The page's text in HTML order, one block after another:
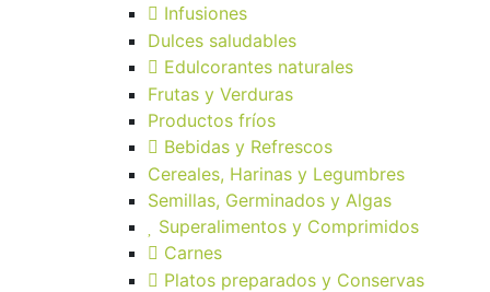
Infusiones
Dulces saludables
Edulcorantes naturales
Frutas y Verduras
Productos fríos
Bebidas y Refrescos
Cereales, Harinas y Legumbres
Semillas, Germinados y Algas
Superalimentos y Comprimidos
Carnes
Platos preparados y Conservas